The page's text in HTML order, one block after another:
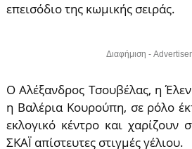
επεισόδιο της κωμικής σειράς.
Διαφήμιση -
Ο Αλέξανδρος Τσουβέλας, η
η Βαλέρια Κουρούπη, σε ρόλο
εκλογικό κέντρο και χαρίζουν
ΣΚΑΪ απίστευτες στιγμές γέλιου.